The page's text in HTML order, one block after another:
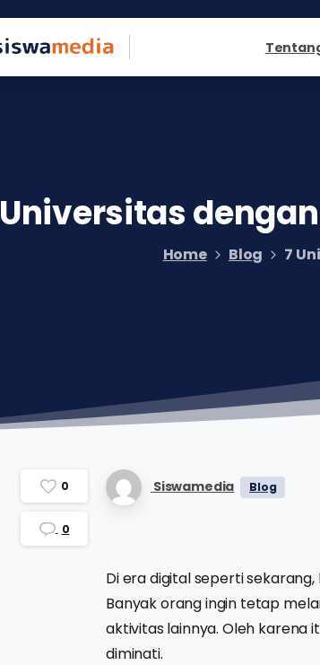
Universitasdengan
Home Blog 7
0
0
Siswamedia Blog
Di era digital seperti
Banyak orang ingin tetap
aktivitas lainnya. Oleh karena
diminati.